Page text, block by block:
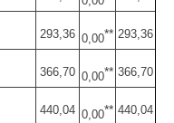
293,36 0,00** 293,36
366,70 0,00** 366,70
440,04 0,00** 440,04